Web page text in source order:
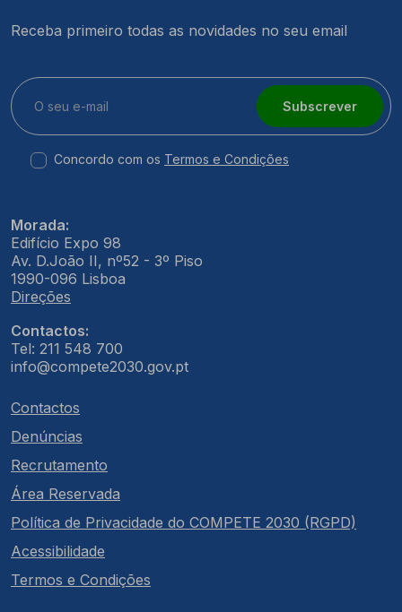
Receba primeiro todas as novidades no seu email
Subscrever
Concordo com os Termos e Condições
Morada:
Edifício Expo 98
Av. D.João II, nº52 - 3º Piso
1990-096 Lisboa
Direções
Contactos:
Tel: 211 548 700
info@compete2030.gov.pt
Contactos
Denúncias
Recrutamento
Área Reservada
Política de Privacidade do COMPETE 2030 (RGPD)
Acessibilidade
Termos e Condições